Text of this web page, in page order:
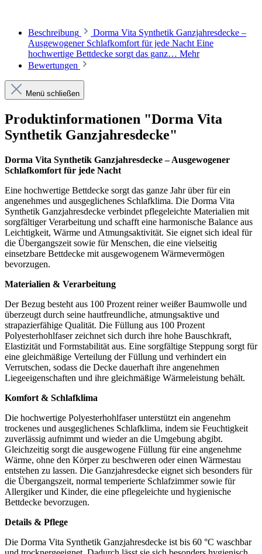
Beschreibung
Dorma Vita Synthetik Ganzjahresdecke –
Ausgewogener Schlafkomfort für jede Nacht Eine
hochwertige Bettdecke sorgt das ganz… Mehr
Bewertungen
Menü schließen
Produktinformationen "Dorma Vita
Synthetik Ganzjahresdecke"
Dorma Vita Synthetik Ganzjahresdecke – Ausgewogener
Schlafkomfort für jede Nacht
Eine hochwertige Bettdecke sorgt das ganze Jahr über für ein
angenehmes und ausgeglichenes Schlafklima. Die Dorma Vita
Synthetik Ganzjahresdecke verbindet pflegeleichte Materialien mit
sorgfältiger Verarbeitung und schafft eine harmonische Balance aus
Leichtigkeit, Wärme und Atmungsaktivität. Sie eignet sich ideal für
die Übergangszeit sowie für Menschen, die eine vielseitig
einsetzbare Bettdecke mit ausgewogenem Wärmevermögen
bevorzugen.
Materialien & Verarbeitung
Der Bezug besteht aus 100 Prozent reiner weißer Baumwolle und
überzeugt durch seine hautfreundliche, atmungsaktive und
strapazierfähige Qualität. Die Füllung aus 100 Prozent
Polyesterhohlfaser zeichnet sich durch ihre hohe Bauschkraft,
Elastizität und Formstabilität aus. Eine sorgfältige Steppung sorgt für
eine gleichmäßige Verteilung der Füllung und verhindert ein
Verrutschen, sodass die Decke dauerhaft ihre angenehmen
Liegeeigenschaften und ihre gleichmäßige Wärmeleistung behält.
Komfort & Schlafklima
Die hochwertige Polyesterhohlfaser unterstützt ein angenehm
trockenes und ausgeglichenes Schlafklima, indem sie Feuchtigkeit
zuverlässig aufnimmt und wieder an die Umgebung abgibt.
Gleichzeitig sorgt die ausgewogene Füllung für eine angenehme
Wärme, ohne den Körper zu beschweren oder einen Wärmestau
entstehen zu lassen. Die Ganzjahresdecke eignet sich besonders für
die Übergangszeit, normal temperierte Schlafzimmer sowie für
Allergiker und Kinder, die eine pflegeleichte und hygienische
Bettdecke bevorzugen.
Details & Pflege
Die Dorma Vita Synthetik Ganzjahresdecke ist bis 60 °C waschbar